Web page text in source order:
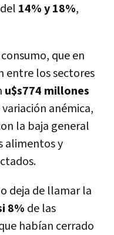
14% y 18%,
que en
entre los sectores
u$s774 millones
anémica,
la baja general
alimentos y
deja de llamar la
8% de las
habí­an cerrado